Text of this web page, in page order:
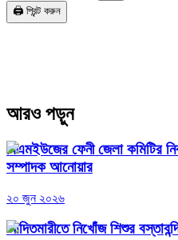
🖨️ প্রিন্ট করুন
আরও পড়ুন
বিএমইউজের ফেনী জেলা কমিটির
সম্পাদক আনোয়ার
২০ জুন ২০২৬
আদিতমারীতে নিখোঁজ শিশুর